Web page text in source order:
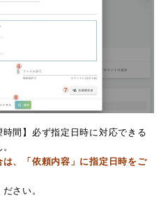
間】必ず指定日時に対応できる
、「依頼内容」に指定日時をご
さい。